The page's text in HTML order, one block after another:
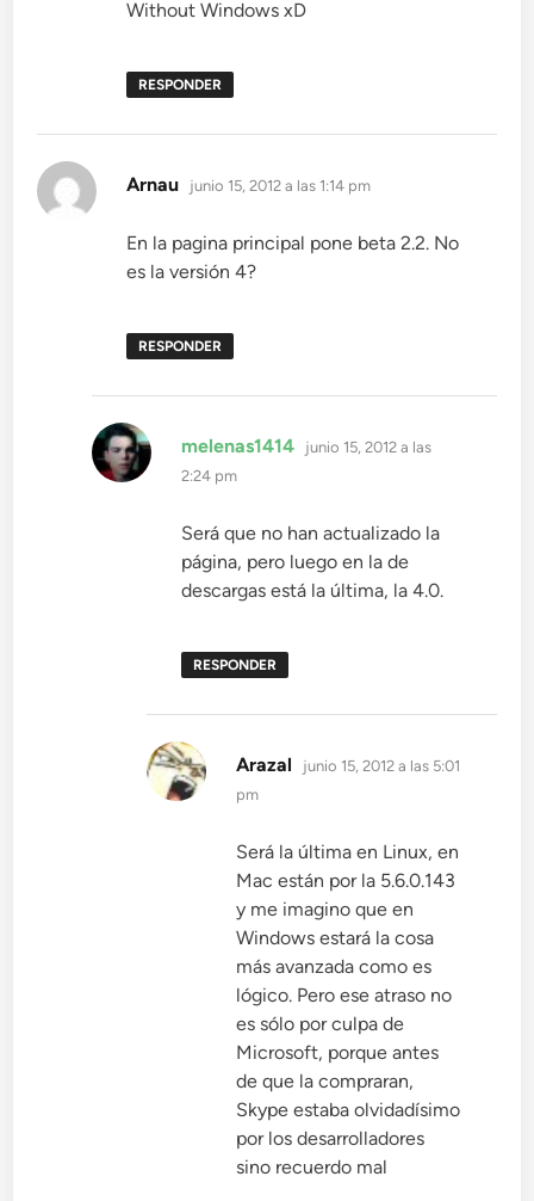
Without Windows xD
RESPONDER
Arnau dice:
junio 15, 2012 a las 1:14 pm
En la pagina principal pone beta 2.2. No
es la versión 4?
RESPONDER
melenas1414 dice:
junio 15, 2012 a las
2:24 pm
Será que no han actualizado la
página, pero luego en la de
descargas está la última, la 4.0.
RESPONDER
Arazal dice:
junio 15, 2012 a las 5:01
pm
Será la última en Linux, en
Mac están por la 5.6.0.143
y me imagino que en
Windows estará la cosa
más avanzada como es
lógico. Pero ese atraso no
es sólo por culpa de
Microsoft, porque antes
de que la compraran,
Skype estaba olvidadísimo
por los desarrolladores
sino recuerdo mal